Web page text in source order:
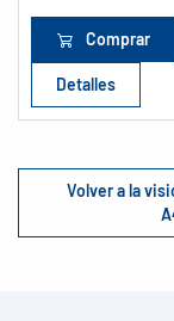
Comprar
Detalles
Volver a la